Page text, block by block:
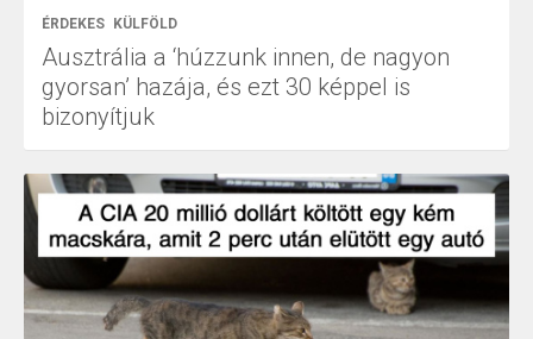
ÉRDEKES KÜLFÖLD
Ausztrália a ‘húzzunk innen, de nagyon
gyorsan’ hazája, és ezt 30 képpel is
bizonyítjuk